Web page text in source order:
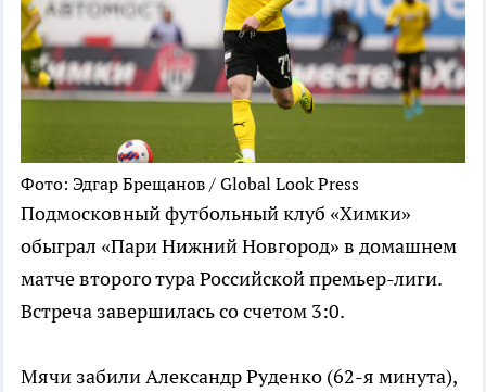
Фото: Эдгар Брещанов / Global Look Press
Подмосковный футбольный клуб «Химки»
обыграл «Пари Нижний Новгород» в домашнем
матче второго тура Российской премьер-лиги.
Встреча завершилась со счетом 3:0.
Мячи забили Александр Руденко (62-я минута),